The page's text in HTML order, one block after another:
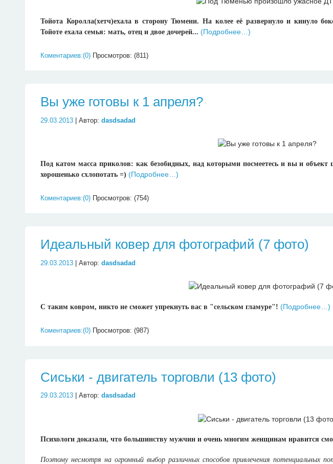
Тойота Королла(хетч)ехала в сторону Тюмени. На колее её развернуло и кинуло
Тойоте ехала семья: мать, отец и двое дочерей... (Подробнее…)
Коментариев:(0) Просмотров: (811)
Вы уже готовы к 1 апреля?
29.03.2013 | Автор:dasdsadad
Под катом масса приколов: как безобидных, над которыми посмеетесь и вы и
хорошенько схлопотать =) (Подробнее…)
Коментариев:(0) Просмотров: (754)
Идеальный ковер для фотографий (7 фото)
29.03.2013 | Автор:dasdsadad
С таким ковром, никто не сможет упрекнуть вас в "сельском гламуре"! (Подробнее…)
Коментариев:(0) Просмотров: (987)
Сиськи - двигатель торговли (13 фото)
29.03.2013 | Автор:dasdsadad
Психологи доказали, что большинству мужчин и очень многим женщинам нравится
Поэтому несмотря на огромный выбор различных способов привлечения потенциальных